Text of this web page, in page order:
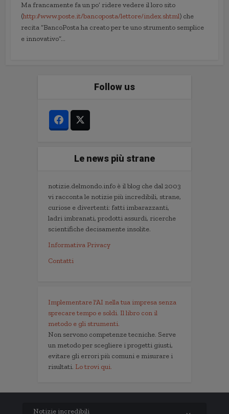
Ma francamente fa un po’ ridere vedere il loro sito
(http://www.poste.it/bancoposta/lettore/index.shtml) che
recita “BancoPosta ha creato per te uno strumento semplice
e innovativo”…
Follow us
Le news più strane
notizie.delmondo.info è il blog che dal 2003
vi racconta le notizie più incredibili, strane,
curiose e divertenti: fatti imbarazzanti,
ladri imbranati, prodotti assurdi, ricerche
scientifiche decisamente insolite.
Informativa Privacy
Contatti
Implementare l'AI nella tua impresa senza
sprecare tempo e soldi. Il libro con il
metodo e gli strumenti.
Non servono competenze tecniche. Serve
un metodo per scegliere i progetti giusti,
evitare gli errori più comuni e misurare i
risultati. Lo trovi qui.
Notizie incredibili